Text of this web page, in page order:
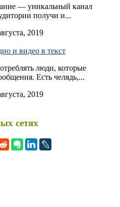
— уникальный канал
получи и...
2019
и видео в текст
люди, которые
Есть челядь,...
2019
сетях